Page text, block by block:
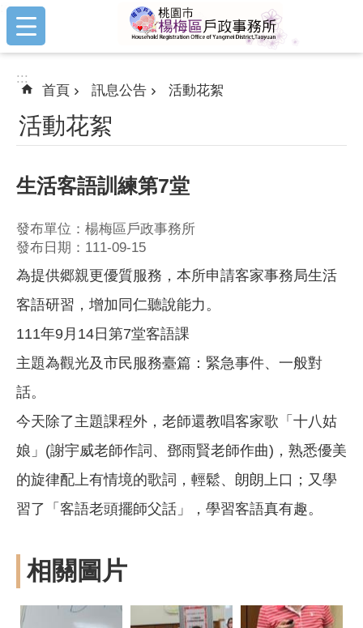
跳到主要內容區塊
:::
:::
首頁 訊息公告 活動花絮
活動花絮
生活客語訓練第7堂
發布單位：楊梅區戶政事務所
發布日期：111-09-15
為提供郷親更優質服務，本所申請客家事務局生活
客語研習，增加同仁聽說能力。
111年9月14日第7堂客語課
主題為觀光及市民服務臺篇：緊急事件、一般對
話。
今天除了主題課程外，老師還教唱客家歌「十八姑
娘」(謝宇威老師作詞、鄧雨賢老師作曲)，熟悉優美
的旋律配上有情境的歌詞，輕鬆、朗朗上口；又學
習了「客語老頭擺師父話」，學習客語真有趣。
相關圖片